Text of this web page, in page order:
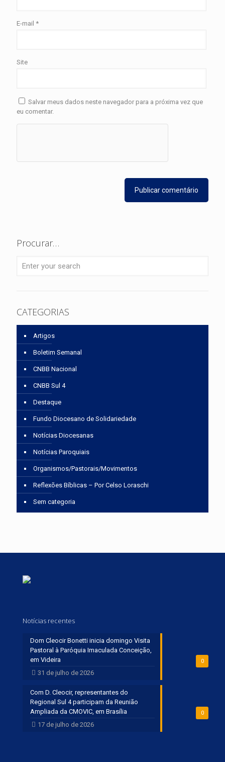
E-mail *
Site
Salvar meus dados neste navegador para a próxima vez que
eu comentar.
Procurar…
CATEGORIAS
Artigos
Boletim Semanal
CNBB Nacional
CNBB Sul 4
Destaque
Fundo Diocesano de Solidariedade
Notícias Diocesanas
Notícias Paroquiais
Organismos/Pastorais/Movimentos
Reflexões Bíblicas – Por Celso Loraschi
Sem categoria
Notícias recentes
0
Dom Cleocir Bonetti inicia domingo Visita
Pastoral à Paróquia Imaculada Conceição,
em Videira
31 de julho de 2026
0
Com D. Cleocir, representantes do
Regional Sul 4 participam da Reunião
Ampliada da CMOVIC, em Brasília
17 de julho de 2026